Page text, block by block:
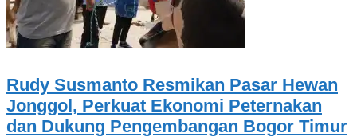
Rudy Susmanto Resmikan Pasar Hewan
Jonggol, Perkuat Ekonomi Peternakan
dan Dukung Pengembangan Bogor Timur